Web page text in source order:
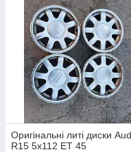
Оригінальні литі диски
R15 5x112 ET 45